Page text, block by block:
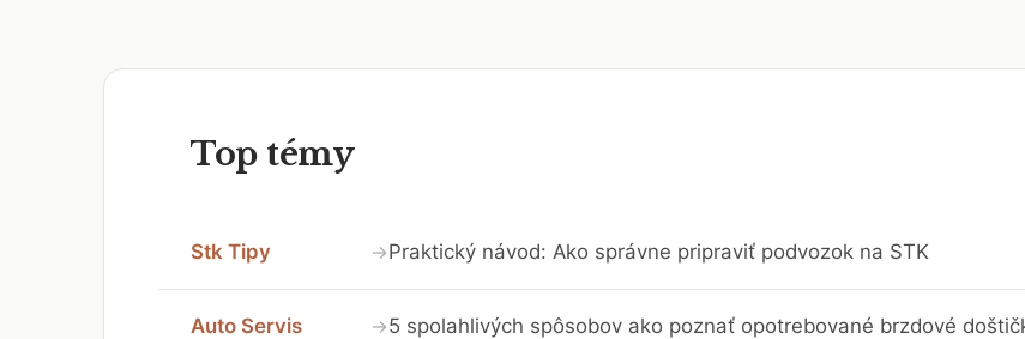
Top témy
Stk Tipy →Praktický návod: Ako správne pripraviť podvozok na STK
Auto Servis →5 spolahlivých spôsobov ako poznať opotrebované brzdové